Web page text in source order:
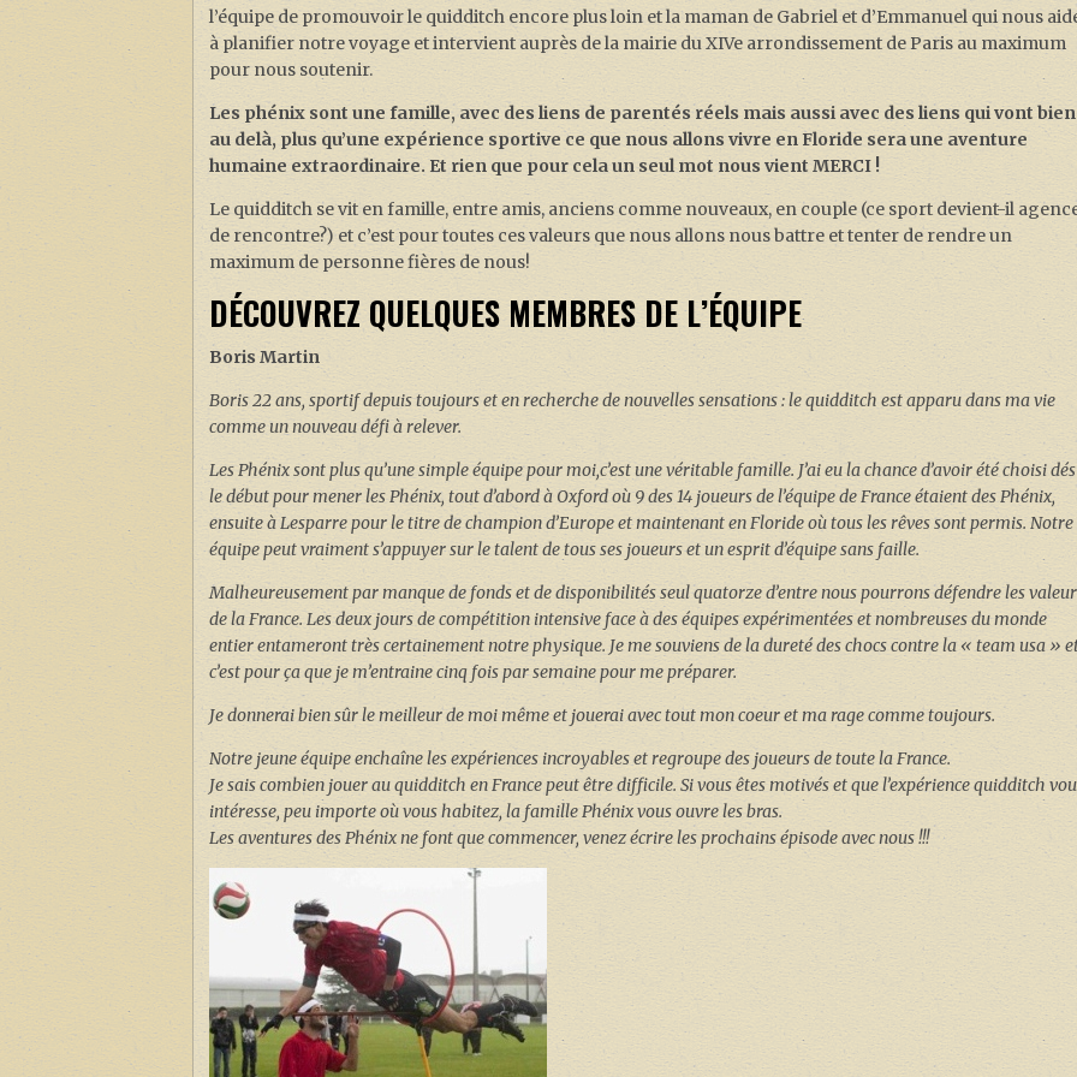
l’équipe de promouvoir le quidditch encore plus loin et la maman de Gabriel et d’Emmanuel qui nous
à planifier notre voyage et intervient auprès de la mairie du XIVe arrondissement de Paris au maximum
pour nous soutenir.
Les phénix sont une famille, avec des liens de parentés réels mais aussi avec des liens qui vont bien
au delà, plus qu’une expérience sportive ce que nous allons vivre en Floride sera une aventure
humaine extraordinaire. Et rien que pour cela un seul mot nous vient MERCI !
Le quidditch se vit en famille, entre amis, anciens comme nouveaux, en couple (ce sport devient-il
de rencontre?) et c’est pour toutes ces valeurs que nous allons nous battre et tenter de rendre un
maximum de personne fières de nous!
DÉCOUVREZ QUELQUES MEMBRES DE L’ÉQUIPE
Boris Martin
Boris 22 ans, sportif depuis toujours et en recherche de nouvelles sensations : le quidditch est apparu dans ma vie
comme un nouveau défi à relever.
Les Phénix sont plus qu’une simple équipe pour moi,c’est une véritable famille. J’ai eu la chance d’avoir été choisi dés
le début pour mener les Phénix, tout d’abord à Oxford où 9 des 14 joueurs de l’équipe de France étaient des Phénix,
ensuite à Lesparre pour le titre de champion d’Europe et maintenant en Floride où tous les rêves sont permis. Notre
équipe peut vraiment s’appuyer sur le talent de tous ses joueurs et un esprit d’équipe sans faille.
Malheureusement par manque de fonds et de disponibilités seul quatorze d’entre nous pourrons défendre les
de la France. Les deux jours de compétition intensive face à des équipes expérimentées et nombreuses du monde
entier entameront très certainement notre physique. Je me souviens de la dureté des chocs contre la « team usa »
c’est pour ça que je m’entraine cinq fois par semaine pour me préparer.
Je donnerai bien sûr le meilleur de moi même et jouerai avec tout mon coeur et ma rage comme toujours.
Notre jeune équipe enchaîne les expériences incroyables et regroupe des joueurs de toute la France.
Je sais combien jouer au quidditch en France peut être difficile. Si vous êtes motivés et que l’expérience quidditch
intéresse, peu importe où vous habitez, la famille Phénix vous ouvre les bras.
Les aventures des Phénix ne font que commencer, venez écrire les prochains épisode avec nous !!!